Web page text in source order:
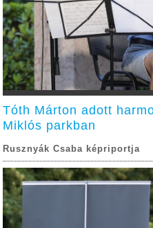
Tóth Márton adott
Miklós parkban
Rusznyák Csaba képriportja